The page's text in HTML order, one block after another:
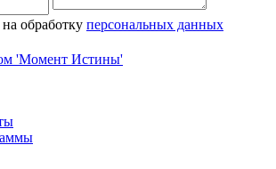
обработку персональных данных